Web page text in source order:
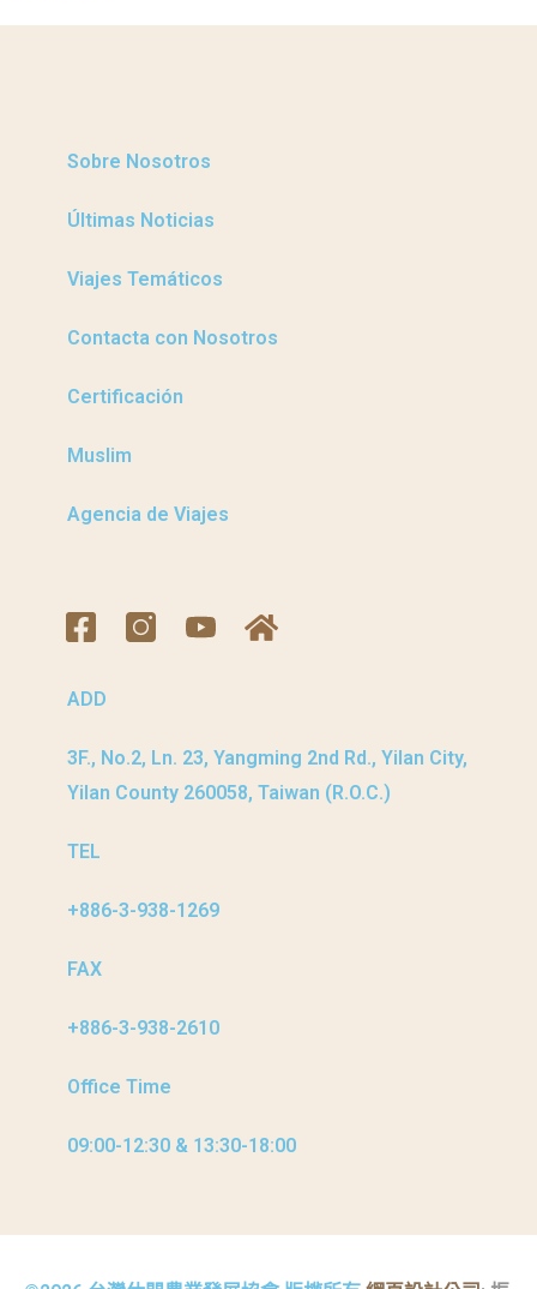
Sobre Nosotros
Últimas Noticias
Viajes Temáticos
Contacta con Nosotros
Certificación
Muslim
Agencia de Viajes
ADD
3F., No.2, Ln. 23, Yangming 2nd Rd., Yilan City,
Yilan County 260058, Taiwan (R.O.C.)
TEL
+886-3-938-1269​
FAX
+886-3-938-2610
Office Time
09:00-12:30 & 13:30-18:00